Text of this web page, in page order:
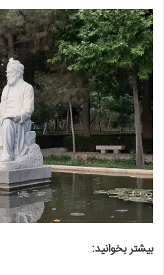
بیشتر بخوانید: